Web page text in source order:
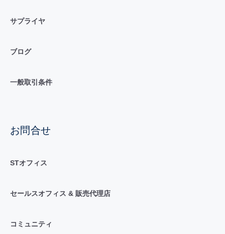
サプライヤ
ブログ
一般取引条件
お問合せ
STオフィス
セールスオフィス & 販売代理店
コミュニティ